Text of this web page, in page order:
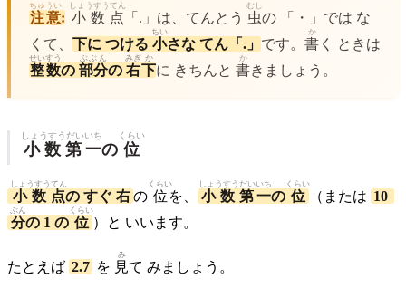
注意
ちゅうい
: 小数点
しょうすうてん
「.」は、てんとう 虫
むし
の 「・」では な
くて、 下に つける 小
ちい
さな てん「.」 です。 書
か
く ときは
整数
せいすう
の 部分
ぶぶん
の 右
みぎ
下
か
に きちんと 書
か
きましょう。
小数第
しょうすうだい
一
いち
の 位
くらい
小数点
しょうすうてん
の すぐ 右の 位
くらい
を、 小数第
しょうすうだい
一
いち
の 位
くらい
（または 10
分
ぶん
の 1 の 位
くらい
）と いいます。
たとえば 2.7 を 見
み
て みましょう。